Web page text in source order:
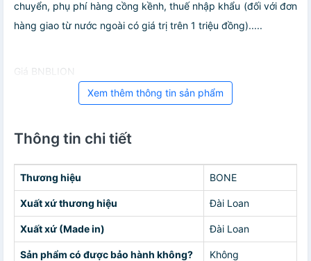
chuyển, phụ phí hàng cồng kềnh, thuế nhập khẩu (đối với đơn
hàng giao từ nước ngoài có giá trị trên 1 triệu đồng).....
Giá BNBLION
Xem thêm thông tin sản phẩm
Thông tin chi tiết
Thương hiệu BONE
Xuất xứ thương hiệu Đài Loan
Xuất xứ (Made in) Đài Loan
Sản phẩm có được bảo hành không? Không